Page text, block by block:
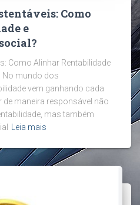
Como
e
Como Alinhar Rentabilidade
No mundo dos
vem ganhando cada
de maneira responsável não
mas também
Leia mais